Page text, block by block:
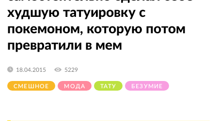
худшую татуировку с
покемоном, которую потом
превратили в мем
СМЕШНОЕ МОДА ТАТУ БЕЗУМИЕ
18.04.2015 5229